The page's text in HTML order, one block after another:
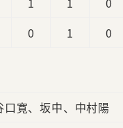
0 1 0
口寛、坂中、中村陽